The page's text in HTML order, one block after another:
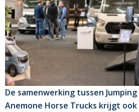
De samenwerking tussen
Anemone Horse Trucks krijgt ook